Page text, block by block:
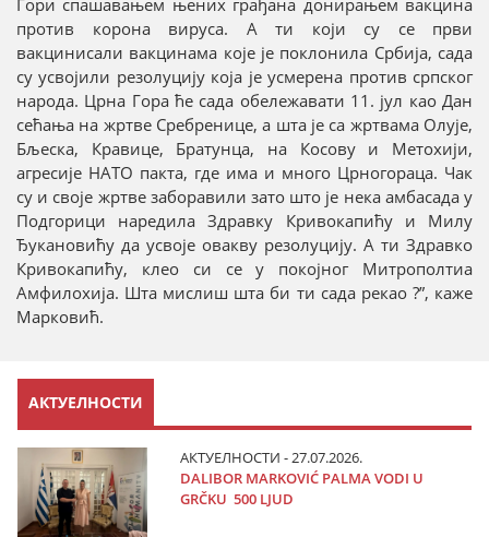
Гори спашавањем њених грађана донирањем вакцина
против корона вируса. А ти који су се први
вакцинисали вакцинама које је поклонила Србија, сада
су усвојили резолуцију која је усмерена против српског
народа. Црна Гора ће сада обележавати 11. јул као Дан
сећања на жртве Сребренице, а шта је са жртвама Олује,
Бљеска, Кравице, Братунца, на Косову и Метохији,
агресије НАТО пакта, где има и много Црногораца. Чак
су и своје жртве заборавили зато што је нека амбасада у
Подгорици наредила Здравку Кривокапићу и Милу
Ђукановићу да усвоје овакву резолуцију. А ти Здравко
Кривокапићу, клео си се у покојног Митрополтиа
Амфилохија. Шта мислиш шта би ти сада рекао ?”, каже
Марковић.
АКТУЕЛНОСТИ
АКТУЕЛНОСТИ - 27.07.2026.
DALIBOR MARKOVIĆ PALMA VODI U
GRČKU 500 LJUD